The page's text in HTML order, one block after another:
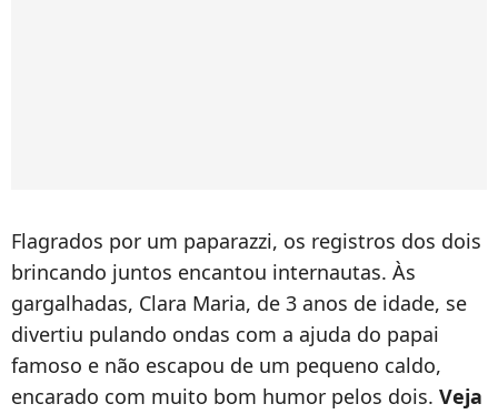
Flagrados por um paparazzi, os registros dos dois
brincando juntos encantou internautas. Às
gargalhadas, Clara Maria, de 3 anos de idade, se
divertiu pulando ondas com a ajuda do papai
famoso e não escapou de um pequeno caldo,
encarado com muito bom humor pelos dois. Veja